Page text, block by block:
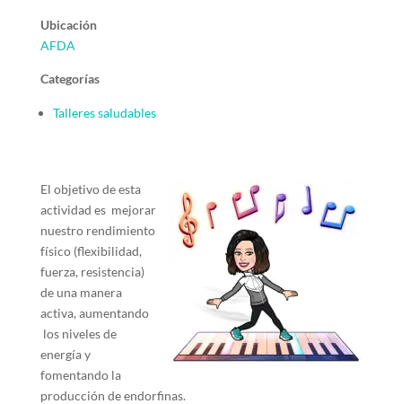
Ubicación
AFDA
Categorías
Talleres saludables
El objetivo de esta
actividad es mejorar
nuestro rendimiento
físico (flexibilidad,
fuerza, resistencia)
de una manera
activa, aumentando
los niveles de
energía y
fomentando la
producción de endorfinas.